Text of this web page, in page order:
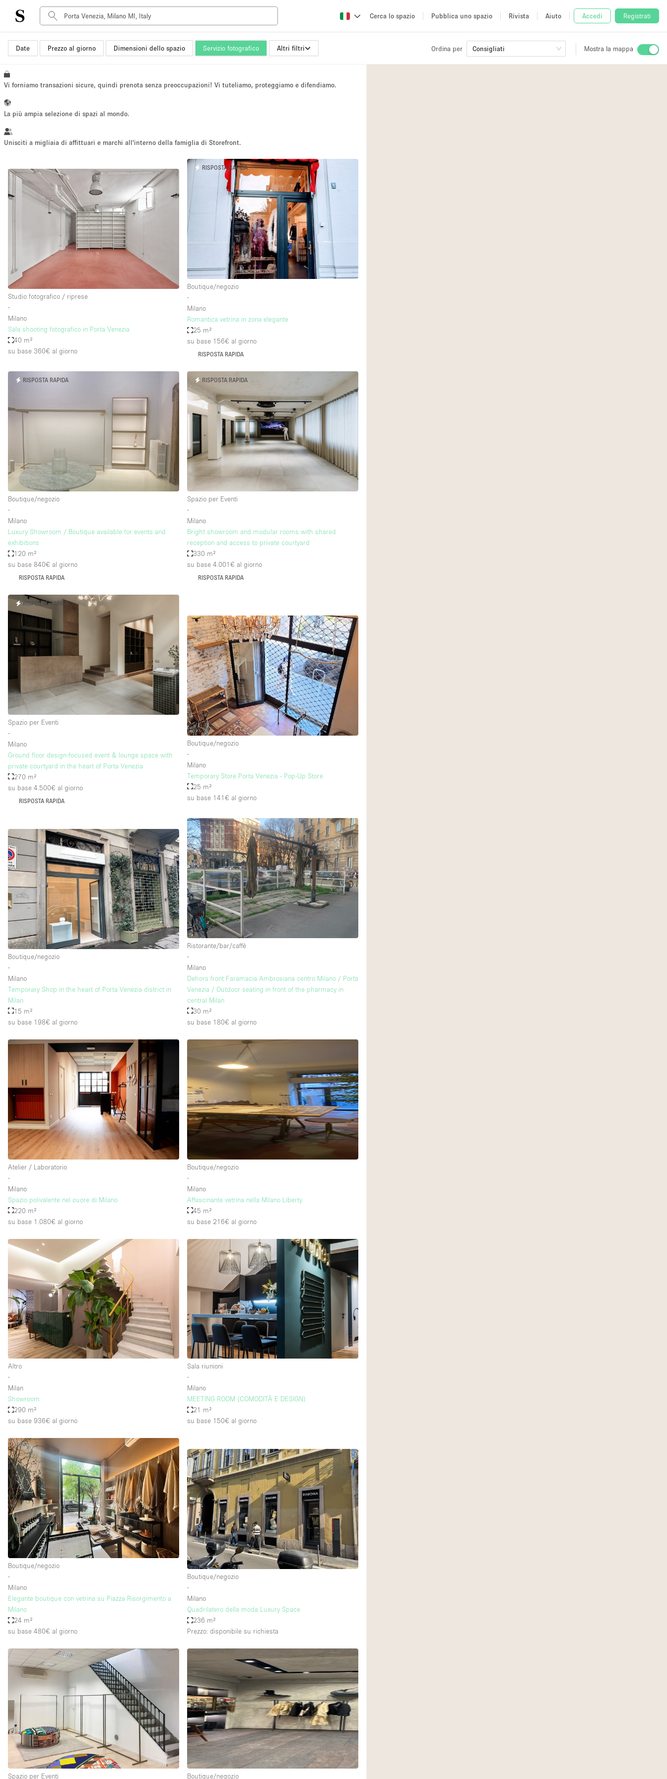
Cerca lo spazio Pubblica uno spazio Rivista Aiuto Accedi Registrati
Date Prezzo al giorno Dimensioni dello spazio Servizio fotografico Altri filtri Ordina per Consigliati Mostra la mappa
Tipo di spazio Acquista Condividi
Boutique/negozio
Sala conferenze
Salone
Spazio hall
Spazio pubblicitario
Stand / Bancarella
Studio fotografico / riprese
Animals Friendly
Banconi
Camere Multiple
Concierge
Giardino
Spazio living
Terrace
Piano/Accesso Seminterrato
Piano terra su strada
Altro
Vi forniamo transazioni sicure, quindi prenota senza preoccupazioni! Vi tuteliamo, proteggiamo e difendiamo.
La più ampia selezione di spazi al mondo.
Unisciti a migliaia di affittuari e marchi all'interno della famiglia di Storefront.
Studio fotografico / riprese
∙
Milano
Sala shooting fotografico in Porta Venezia
40 m²
su base 360€ al giorno
RISPOSTA RAPIDA
Boutique/negozio
∙
Milano
Romantica vetrina in zona elegante
25 m²
su base 156€ al giorno
RISPOSTA RAPIDA
RISPOSTA RAPIDA
Boutique/negozio
∙
Milano
Luxury Showroom / Boutique available for events and
exhibitions
120 m²
su base 840€ al giorno
RISPOSTA RAPIDA
RISPOSTA RAPIDA
Spazio per Eventi
∙
Milano
Bright showroom and modular rooms with shared
reception and access to private courtyard
330 m²
su base 4.001€ al giorno
RISPOSTA RAPIDA
RISPOSTA RAPIDA
Spazio per Eventi
∙
Milano
Ground floor design-focused event & lounge space with
private courtyard in the heart of Porta Venezia
270 m²
su base 4.500€ al giorno
RISPOSTA RAPIDA
Boutique/negozio
∙
Milano
Temporary Store Porta Venezia - Pop-Up Store
25 m²
su base 141€ al giorno
Boutique/negozio
∙
Milano
Temporary Shop in the heart of Porta Venezia district in
Milan
15 m²
su base 198€ al giorno
Ristorante/bar/caffè
∙
Milano
Dehors front Faramacia Ambrosiana centro Milano / Porta
Venezia / Outdoor seating in front of the pharmacy in
central Milan
30 m²
su base 180€ al giorno
Atelier / Laboratorio
∙
Milano
Spazio polivalente nel cuore di Milano
220 m²
su base 1.080€ al giorno
Boutique/negozio
∙
Milano
Affascinante vetrina nella Milano Liberty
45 m²
su base 216€ al giorno
Altro
∙
Milan
Showroom
290 m²
su base 936€ al giorno
Sala riunioni
∙
Milano
MEETING ROOM (COMODITÀ E DESIGN)
21 m²
su base 150€ al giorno
Boutique/negozio
∙
Milano
Elegante boutique con vetrina su Piazza Risorgimento a
Milano
24 m²
su base 480€ al giorno
Boutique/negozio
∙
Milano
Quadrilatero della moda Luxury Space
236 m²
Prezzo: disponibile su richiesta
Spazio per Eventi Boutique/negozio